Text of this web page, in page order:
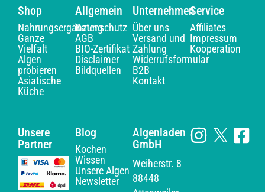
Shop
Nahrungsergänzung
Ganze
Vielfalt
Algen
probieren
Asiatische
Küche
Allgemein
Datenschutz
AGB
BIO-Zertifikat
Disclaimer
Bildquellen
Unternehmen
Über uns
Versand und
Zahlung
Widerrufsformular
B2B
Kontakt
Service
Affiliates
Impressum
Kooperation
Unsere
Partner
Blog
Kochen
Wissen
Unsere Algen
Newsletter
Algenladen
GmbH
Weiherstr. 8
88448